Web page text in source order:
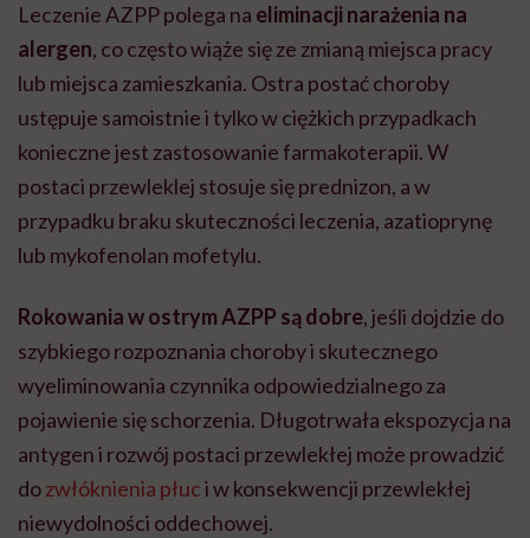
Leczenie AZPP polega na eliminacji narażenia na
alergen, co często wiąże się ze zmianą miejsca pracy
lub miejsca zamieszkania. Ostra postać choroby
ustępuje samoistnie i tylko w ciężkich przypadkach
konieczne jest zastosowanie farmakoterapii. W
postaci przewleklej stosuje się prednizon, a w
przypadku braku skuteczności leczenia, azatioprynę
lub mykofenolan mofetylu.
Rokowania w ostrym AZPP są dobre, jeśli dojdzie do
szybkiego rozpoznania choroby i skutecznego
wyeliminowania czynnika odpowiedzialnego za
pojawienie się schorzenia. Długotrwała ekspozycja na
antygen i rozwój postaci przewlekłej może prowadzić
dozwłóknienia płuci w konsekwencji przewlekłej
niewydolności oddechowej.